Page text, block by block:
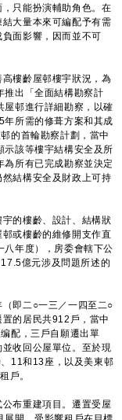
只能扮演輔助角色。在
大量本來可編配予有需
面影響，因而並不可
樓齡屋邨樓宇狀況，為
推出「全面結構勘察計
屋邨進行詳細勘察，以確
年所需的修葺方案和其成
的首輪勘察計劃，當中
示該等樓宇結構安全及所
所有已完成勘察並決定
結構安全及財政上可持
的樓齡、設計、結構狀
或樓齡的維修開支作直
八年度），房委會轄下公
億元涉及問題所述的
即二○一三／一四至二○
的居民共912戶，當中
配，三戶自願遷出單
收回公屋單位。至於現
11和13座，以及美東邨
戶。
布重建項目。遷置受屋